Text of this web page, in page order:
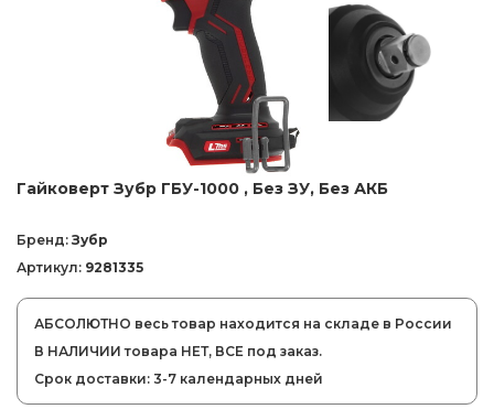
Гайковерт Зубр ГБУ-1000 , Без ЗУ, Без АКБ
Бренд: Зубр
Артикул: 9281335
АБСОЛЮТНО весь товар находится на складе в России
В НАЛИЧИИ товара НЕТ, ВСЕ под заказ.
Срок доставки: 3-7 календарных дней